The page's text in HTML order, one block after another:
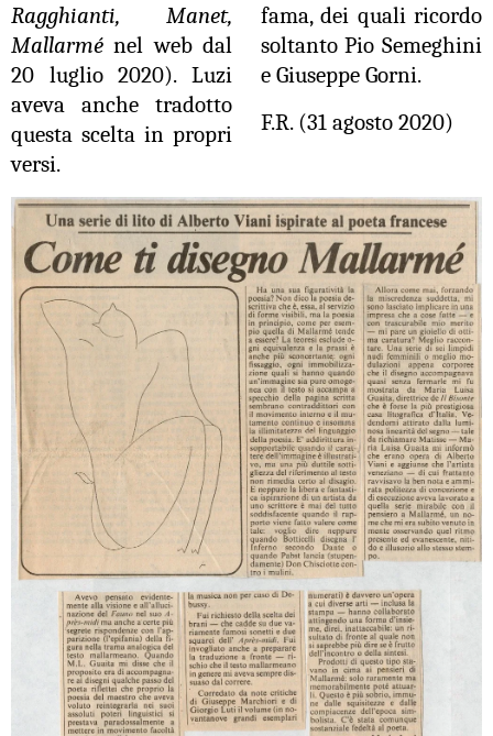
Ragghianti, Manet,
Mallarménel web dal
20 luglio 2020). Luzi
aveva anche tradotto
questa scelta in propri
versi.
fama, dei quali ricordo
soltanto Pio Semeghini
e Giuseppe Gorni.
F.R. (31 agosto 2020)